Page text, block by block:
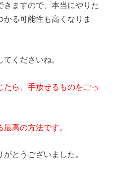
きますので、本当にやりた
る可能性も高くなりま
くださいね。
ら、手放せるものをごっ
高の方法です。
とうございました。